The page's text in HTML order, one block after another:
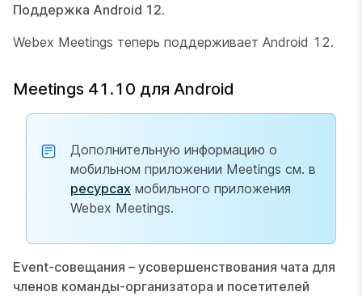
Поддержка Android 12.
Webex Meetings теперь поддерживает Android 12.
Meetings 41.10 для Android
Дополнительную информацию о
мобильном приложении Meetings см. в
ресурсах мобильного приложения
Webex Meetings.
Event-совещания – усовершенствования чата для
членов команды-организатора и посетителей